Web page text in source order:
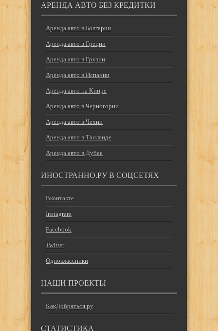
АРЕНДА АВТО БЕЗ КРЕДИТКИ
Аренда авто в Болгарии
Аренда авто в Греции
Аренда авто в Грузии
Аренда авто в Испании
Аренда авто на Кипре
Аренда авто в Черногории
Аренда авто в Чехии
Аренда авто в Таиланде
Аренда авто в Дубае
ИНОСТРАННО.РУ В СОЦСЕТЯХ
Вконтакте
Instagram
Facebook
Twitter
Одноклассники
НАШИ ПРОЕКТЫ
КакДобраться.ру
СТАТИСТИКА